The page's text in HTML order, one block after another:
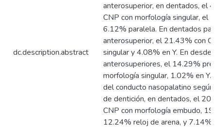
dc.description.abstract
anterosuperior, en dentados, el
CNP con morfología singular, el
6.12% paralela. En dentados
anterosuperior, el 21.43% con
singular y 4.08% en Y. En
anterosuperiores, el 14.29%
morfología singular, 1.02% en Y.
del conducto nasopalatino según
de dentición, en dentados, el
CNP con morfología embudo,
12.24% reloj de arena, y 7.14%